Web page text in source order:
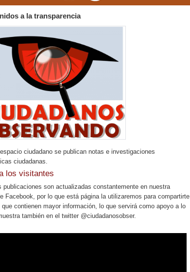
a la transparencia
ciudadano se publican notas e investigaciones
ciudadanas.
los visitantes
publicaciones son actualizadas constantemente en nuestra
Facebook, por lo que está página la utilizaremos para compartirte
que contienen mayor información, lo que servirá como apoyo a lo
también en el twitter @ciudadanosobser.